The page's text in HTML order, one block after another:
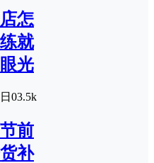
怎
就
光
03.5k
前
补